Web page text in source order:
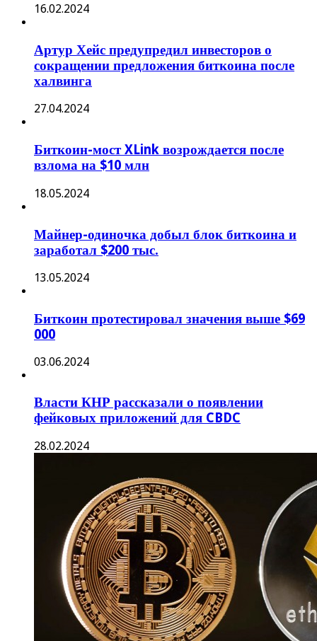
16.02.2024
Артур Хейс предупредил инвесторов о
сокращении предложения биткоина после
халвинга
27.04.2024
Биткоин-мост XLink возрождается после
взлома на $10 млн
18.05.2024
Майнер-одиночка добыл блок биткоина и
заработал $200 тыс.
13.05.2024
Биткоин протестировал значения выше $69
000
03.06.2024
Власти КНР рассказали о появлении
фейковых приложений для CBDC
28.02.2024